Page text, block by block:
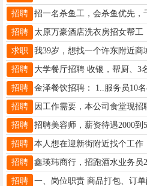
招聘
招聘
求职
招聘
招聘
招聘
招聘
招聘
招聘
招聘